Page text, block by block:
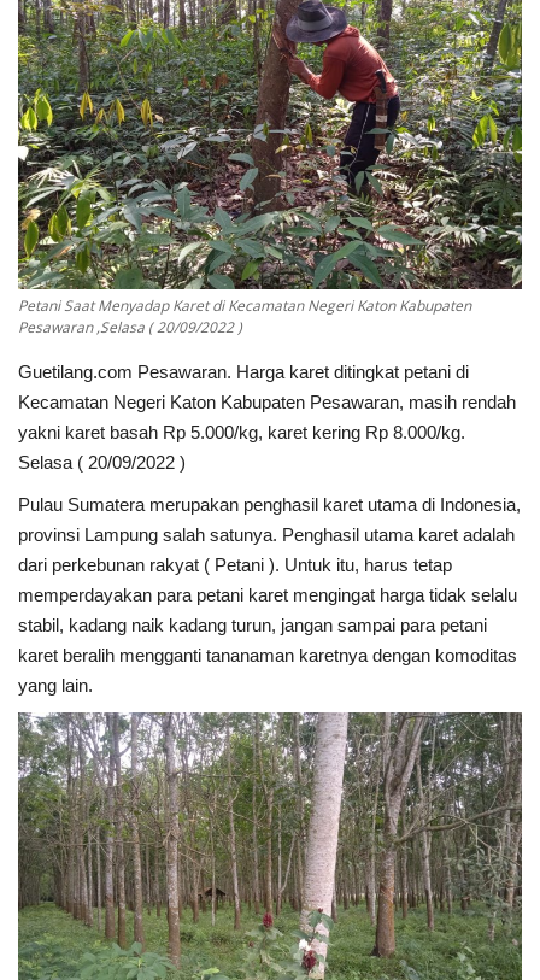
Keamanan
Kejahatan
Cybers Event
UMKM & Ekonomi Kreatif
Pekerja Migran Indonesia
Pendidikan
Informasi Journalism
Olahraga
Kesehatan
Layanan Publik
Perempuan/Anak
Petani Saat Menyadap Karet di Kecamatan Negeri Katon Kabupaten
Pesawaran ,Selasa ( 20/09/2022 )
Guetilang.com Pesawaran. Harga karet ditingkat petani di
Kecamatan Negeri Katon Kabupaten Pesawaran, masih rendah
yakni karet basah Rp 5.000/kg, karet kering Rp 8.000/kg.
Selasa ( 20/09/2022 )
Pulau Sumatera merupakan penghasil karet utama di Indonesia,
provinsi Lampung salah satunya. Penghasil utama karet adalah
dari perkebunan rakyat ( Petani ). Untuk itu, harus tetap
memperdayakan para petani karet mengingat harga tidak selalu
stabil, kadang naik kadang turun, jangan sampai para petani
karet beralih mengganti tananaman karetnya dengan komoditas
yang lain.